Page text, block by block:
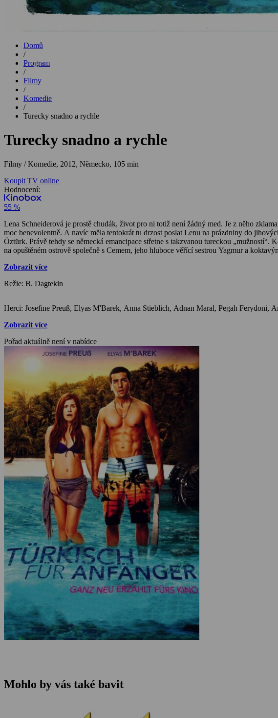
Domů
/
Program
/
Filmy
/
Komedie
/
Turecky snadno a rychle
Turecky snadno a rychle
Filmy / Komedie, 2012, Německo, 105 min
Koupit TV online
Hodnocení:
55 %
Lena Schneiderová je prostě chudák, život pro ni totiž není žádný med. Je z něho
moc benevolentně. A navíc měla tentokrát tu drzost poslat Lenu na prázdniny do
Öztürk. Právě tehdy se německá emancipace střetne s takzvanou tureckou
na opuštěném ostrově společně s Cemem, jeho hluboce věřící sestrou Yagmur a
Zobrazit více
Režie: B. Dagtekin
Zobrazit více
Pořad aktuálně není v nabídce
Mohlo by vás také bavit